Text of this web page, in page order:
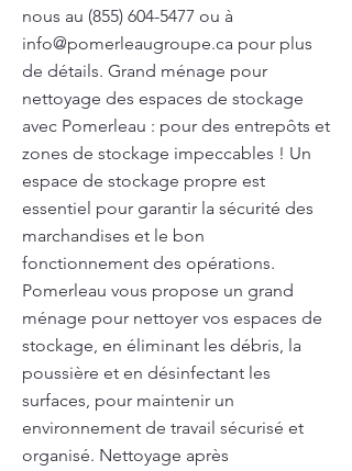
nous au (855) 604-5477 ou à
info@pomerleaugroupe.ca pour plus
de détails. Grand ménage pour
nettoyage des espaces de stockage
avec Pomerleau : pour des entrepôts et
zones de stockage impeccables ! Un
espace de stockage propre est
essentiel pour garantir la sécurité des
marchandises et le bon
fonctionnement des opérations.
Pomerleau vous propose un grand
ménage pour nettoyer vos espaces de
stockage, en éliminant les débris, la
poussière et en désinfectant les
surfaces, pour maintenir un
environnement de travail sécurisé et
organisé. Nettoyage après